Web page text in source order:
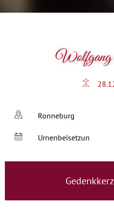
Wolfgang
Ronneburg
Urnenbeisetzun